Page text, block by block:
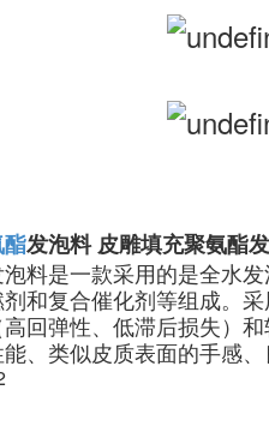
发泡料 皮雕填充聚氨酯
料是一款采用的是全水
和复合催化剂等组成。
回弹性、低滞后损失）
、类似皮质表面的手感、